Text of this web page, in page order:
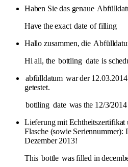
Haben Sie das genaue
Have the exact date of filling
Hallo zusammen, die
Hi all, the bottling date is
abfülldatum war der
getestet.
bottling date was the 12/3/
Lieferung mit Echtheitszertifikat
Flasche (sowie
Dezember 2013!
This bottle was filled in